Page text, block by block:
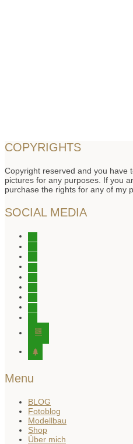
COPYRIGHTS
Copyright reserved and you have
pictures for any purposes. If you
purchase the rights for any of my
SOCIAL MEDIA
instagram
facebook
tiktok
twitter
editor-
kitchensink
tree
Menu
BLOG
Fotoblog
Modellbau
Shop
Über mich